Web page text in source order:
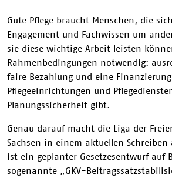
Gute Pflege braucht Menschen, die
Engagement und Fachwissen um
sie diese wichtige Arbeit leisten
Rahmenbedingungen notwendig:
faire Bezahlung und eine
Pflegeeinrichtungen und
Planungssicherheit gibt.
Genau darauf macht die Liga der
Sachsen in einem aktuellen Schreiben
ist ein geplanter Gesetzesentwurf auf
sogenannte „GKV-